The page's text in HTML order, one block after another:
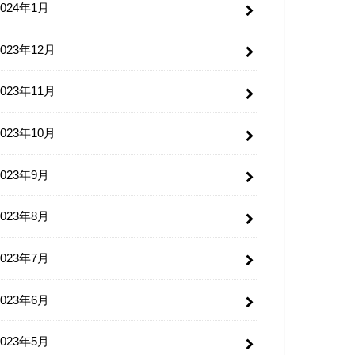
年1月
年12月
年11月
年10月
年9月
年8月
年7月
年6月
年5月